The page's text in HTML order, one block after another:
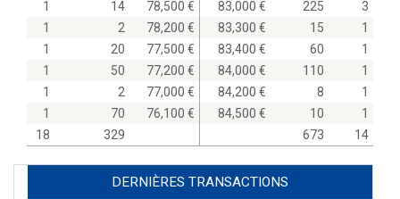
1
14
78,500
1
2
78,200
1
20
77,500
1
50
77,200
1
2
77,000
1
70
76,100
18
329
83,000
225
3
83,300
15
1
83,400
60
1
84,000
110
1
84,200
8
1
84,500
10
1
673
14
DERNIÈRES TRANSACTIONS